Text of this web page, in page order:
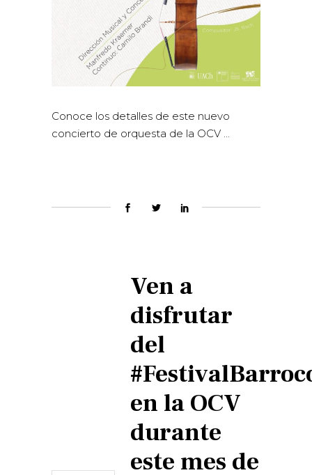
Conoce los detalles de este nuevo
concierto de orquesta de la OCV
Ven a
disfrutar
del
en la OCV
durante
este mes de